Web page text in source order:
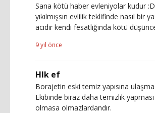
Sana kötü haber evleniyolar kudur
yıkılmışsın evlilik teklifinde nasıl bir
acıdır kendi fesatlığında kötü
9 yıl önce
Hlk ef
Borajetin eski temiz yapısına
Ekibinde biraz daha temizlik yapması
olmasa olmazlardandır.